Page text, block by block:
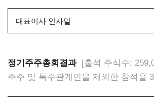
대표이사 인사말
정기주주총회결과 [출석 주식수:
주주 및 특수관계인을 제외한 참석율